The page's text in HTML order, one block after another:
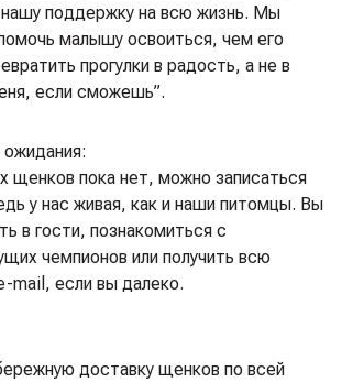
поддержку на всю жизнь. Мы
малышу освоиться, чем его
прогулки в радость, а не в
если сможешь”.
ожидания:
щенков пока нет, можно записаться
у нас живая, как и наши питомцы. Вы
в гости, познакомиться с
чемпионов или получить всю
mail, если вы далеко.
доставку щенков по всей